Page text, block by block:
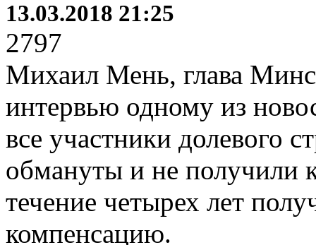
13.03.2018 21:25
2797
Михаил Мень, глава
интервью одному из
все участники долевого
обмануты и не получили
течение четырех лет
компенсацию.